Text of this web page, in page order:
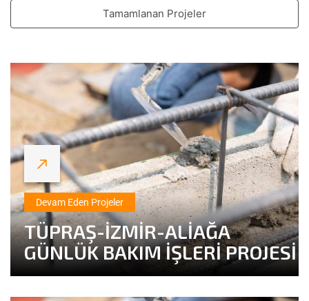
Tamamlanan Projeler
Devam Eden Projeler
TÜPRAŞ-İZMİR-ALİAĞA
GÜNLÜK BAKIM İŞLERİ PROJESİ